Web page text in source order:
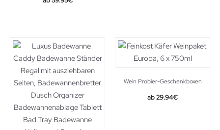
Wein Probier-Geschenkboxen
29.94€